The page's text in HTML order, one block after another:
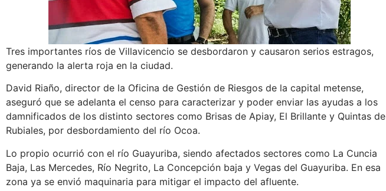
Tres importantes ríos de Villavicencio se desbordaron y causaron serios estragos,
generando la alerta roja en la ciudad.
David Riaño, director de la Oficina de Gestión de Riesgos de la capital metense,
aseguró que se adelanta el censo para caracterizar y poder enviar las ayudas a los
damnificados de los distinto sectores como Brisas de Apiay, El Brillante y Quintas de
Rubiales, por desbordamiento del río Ocoa.
Lo propio ocurrió con el río Guayuriba, siendo afectados sectores como La Cuncia
Baja, Las Mercedes, Río Negrito, La Concepción baja y Vegas del Guayuriba. En esa
zona ya se envió maquinaria para mitigar el impacto del afluente.